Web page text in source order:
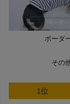
ボーダ
その
1位